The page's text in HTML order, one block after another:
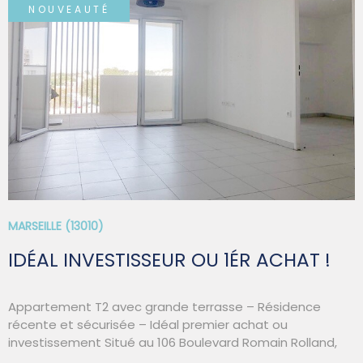
MARSEILLE (13010)
IDÉAL INVESTISSEUR OU 1ÉR ACHAT !
Appartement T2 avec grande terrasse – Résidence
récente et sécurisée – Idéal premier achat ou
investissement Situé au 106 Boulevard Romain Rolland,
NOUVEAUTÉ
VOIR LE BIEN